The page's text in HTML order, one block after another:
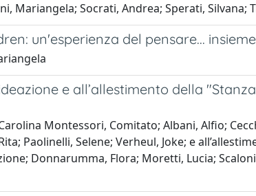
Mariangela; Socrati, Andrea; Sperati, Silvana;
un'esperienza del pensare... insieme
e all’allestimento della
Montessori, Comitato; Albani, Alfio;
Paolinelli, Selene; Verheul, Joke; e
Donnarumma, Flora; Moretti, Lucia;